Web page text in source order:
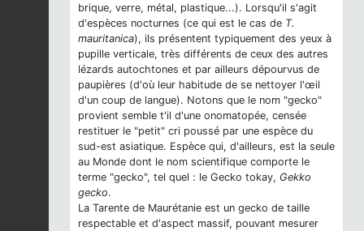
brique, verre, métal, plastique...). Lorsqu'il s'agit
d'espèces nocturnes (ce qui est le cas de T.
mauritanica), ils présentent typiquement des yeux à
pupille verticale, très différents de ceux des autres
lézards autochtones et par ailleurs dépourvus de
paupières (d'où leur habitude de se nettoyer l'œil
d'un coup de langue). Notons que le nom "gecko"
provient semble t'il d'une onomatopée, censée
restituer le "petit" cri poussé par une espèce du
sud-est asiatique. Espèce qui, d'ailleurs, est la seule
au Monde dont le nom scientifique comporte le
terme "gecko", tel quel : le Gecko tokay, Gekko
gecko.
La Tarente de Maurétanie est un gecko de taille
respectable et d'aspect massif, pouvant mesurer